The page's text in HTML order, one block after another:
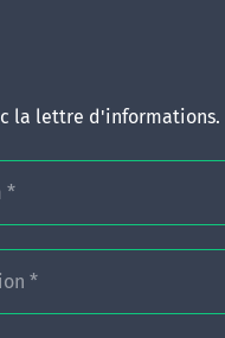
la lettre d'informations.
*
*